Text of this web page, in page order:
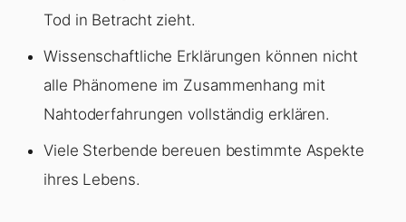
Tod in Betracht zieht.
Wissenschaftliche Erklärungen können nicht
alle Phänomene im Zusammenhang mit
Nahtoderfahrungen vollständig erklären.
Viele Sterbende bereuen bestimmte Aspekte
ihres Lebens.